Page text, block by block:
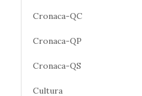
Cronaca-QC
Cronaca-QP
Cronaca-QS
Cultura